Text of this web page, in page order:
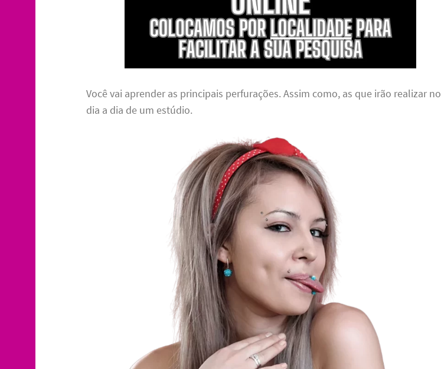
Você vai aprender as principais perfurações. Assim como, as que irão realizar no
dia a dia de um estúdio.